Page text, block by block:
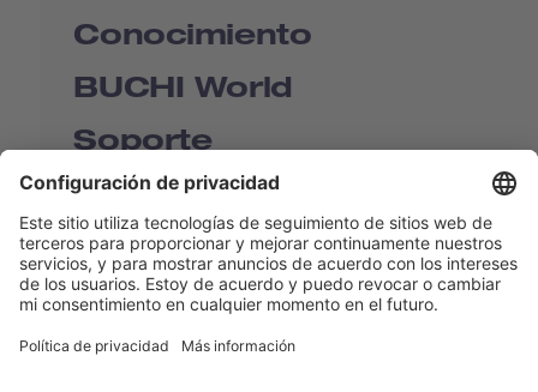
Conocimiento
BUCHI World
Soporte
Shop
Contact us